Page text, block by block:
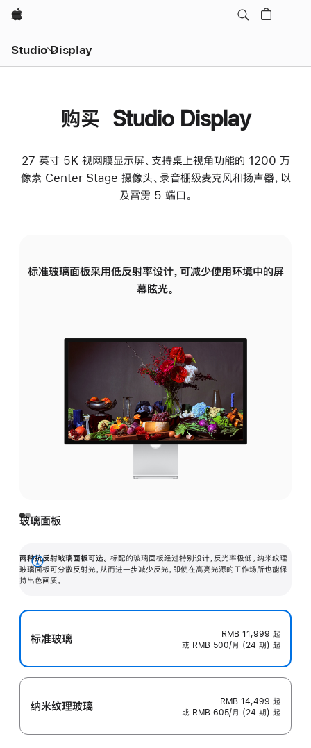
Apple
Studio Display
购买 Studio Display
27 英寸 5K 视网膜显示屏、支持桌上视角功能的 1200 万
像素 Center Stage 摄像头、录音棚级麦克风和扬声器，以
及雷雳 5 端口。
标准玻璃面板采用低反射率设计，可减少使用环境中的屏
幕眩光。
玻璃面板
两种抗反射玻璃面板可选。 标配的玻璃面板经过特别设计，反光率极低。纳米纹理
玻璃面板可分散反射光，从而进一步减少反光，即使在高亮光源的工作场所也能保
持出色画质。
展
开
标准玻璃 RMB 11,999 起
或 RMB 500/月 (24 期) 起
纳米纹理玻璃 RMB 14,499 起
或 RMB 605/月 (24 期) 起